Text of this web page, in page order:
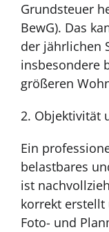
Grundsteuer
BewG). Das
der jährlichen
insbesondere
größeren
2. Objektivität
Ein
belastbares
ist
korrekt erstellt
Foto- und